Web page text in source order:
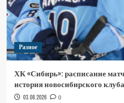
Разное
ХК «Сибирь»: расписание
история новосибирского клуба
03.08.2026 0